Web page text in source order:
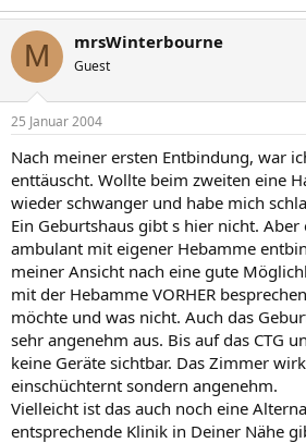
M mrsWinterbourne
Guest
25 Januar 2004
Nach meiner ersten Entbindung, war
enttäuscht. Wollte beim zweiten eine
wieder schwanger und habe mich
Ein Geburtshaus gibt s hier nicht.
ambulant mit eigener Hebamme
meiner Ansicht nach eine gute
mit der Hebamme VORHER
möchte und was nicht. Auch das
sehr angenehm aus. Bis auf das CTG
keine Geräte sichtbar. Das Zimmer
einschüchternt sondern angenehm.
Vielleicht ist das auch noch eine
entsprechende Klinik in Deiner Nähe